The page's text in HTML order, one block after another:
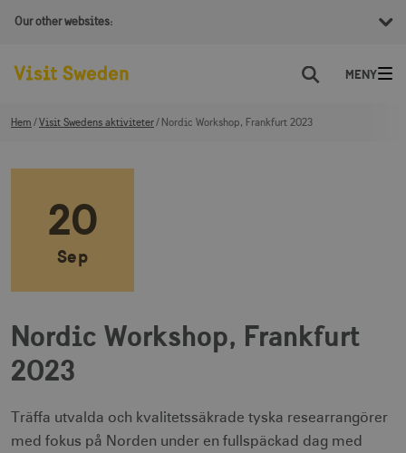
Our other websites:
Sök
Hem Visit Swedens aktiviteter Nordic Workshop, Frankfurt 2023
20
Sep
Nordic Workshop, Frankfurt
2023
Träffa utvalda och kvalitetssäkrade tyska researrangörer
med fokus på Norden under en fullspäckad dag med